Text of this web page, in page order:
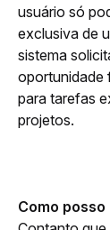
usuário só
exclusiva de
sistema
oportunidade
para tarefas
projetos.
Como